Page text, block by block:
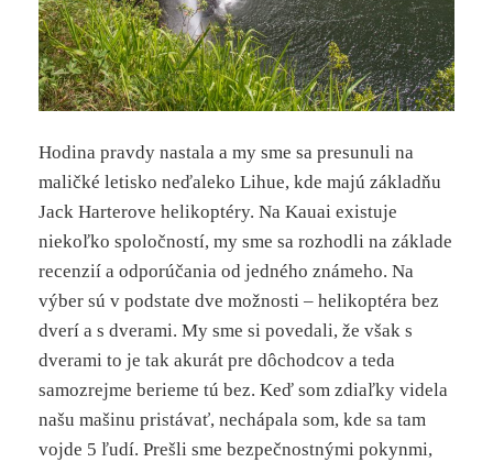
Hodina pravdy nastala a my sme sa presunuli na
maličké letisko neďaleko Lihue, kde majú základňu
Jack Harterove helikoptéry. Na Kauai existuje
niekoľko spoločností, my sme sa rozhodli na základe
recenzií a odporúčania od jedného známeho. Na
výber sú v podstate dve možnosti – helikoptéra bez
dverí a s dverami. My sme si povedali, že však s
dverami to je tak akurát pre dôchodcov a teda
samozrejme berieme tú bez. Keď som zdiaľky videla
našu mašinu pristávať, nechápala som, kde sa tam
vojde 5 ľudí. Prešli sme bezpečnostnými pokynmi,